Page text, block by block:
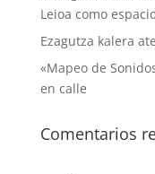
Leioa como
Ezagutza kalera
«Mapeo de
en calle
Comentarios